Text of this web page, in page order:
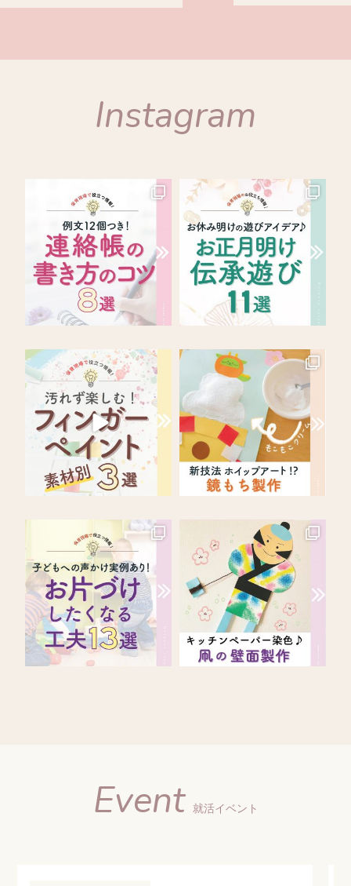
Instagram
Event 就活イベント